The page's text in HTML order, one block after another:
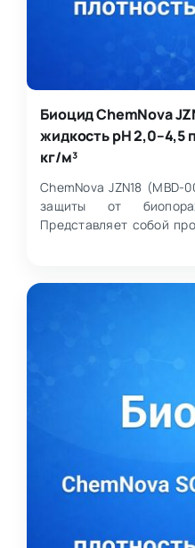
Биоцид ChemNova
жидкость pH 2,0–4,5
кг/м³
ChemNova JZN18
защиты от
Представляет собой